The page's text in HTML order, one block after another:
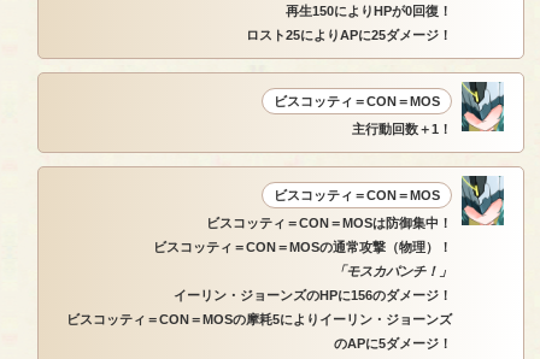
再生150によりHPが0回復！
ロスト25によりAPに25ダメージ！
ビスコッティ＝CON＝MOS
主行動回数＋1！
ビスコッティ＝CON＝MOS
ビスコッティ＝CON＝MOSは防御集中！
ビスコッティ＝CON＝MOSの通常攻撃（物理）！
「モスカパンチ！」
イーリン・ジョーンズのHPに156のダメージ！
ビスコッティ＝CON＝MOSの摩耗5によりイーリン・ジョーンズ
のAPに5ダメージ！